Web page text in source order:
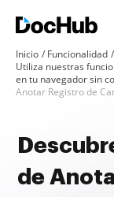
Inicio
Funcionalidad
Utiliza nuestras
en tu navegador sin
Anotar Registro de
de